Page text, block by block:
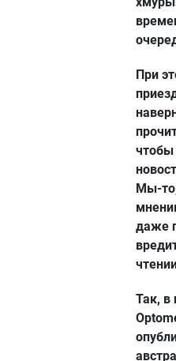
При
чтобы
Мы-
даже
Так, в